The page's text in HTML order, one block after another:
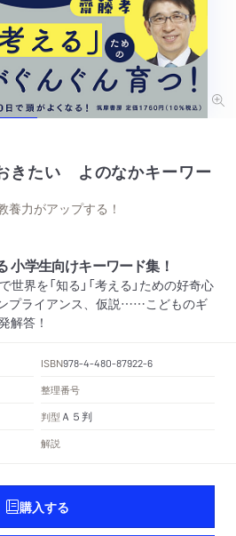
きたい よのなかキーワー
養力がアップする！
小学生向けキーワード集！
界を「知る」「考える」ための好奇心
プライアンス、仮説……こどものギ
解答！
ISBN978-4-480-87922-6
整理番号
判型 Ａ５判
解説
購入する